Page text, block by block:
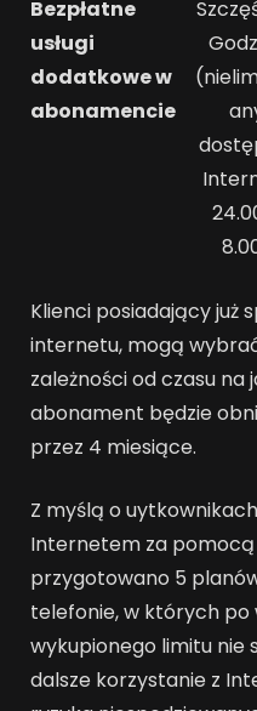
Bezpłatne
usługi
dodatkowe w
abonamencie
Klienci posiadający już
internetu, mogą
zależności od czasu na
abonament będzie
przez 4 miesiące.
Z myślą o
Internetem za
przygotowano 5
telefonie, w których po
wykupionego limitu nie
dalsze korzystanie z